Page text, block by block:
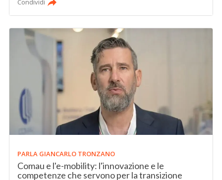
Condividi
PARLA GIANCARLO TRONZANO
Comau e l'e-mobility: l'innovazione e le
competenze che servono per la transizione